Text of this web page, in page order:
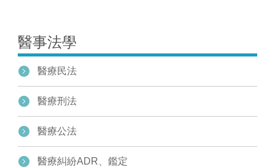
醫事法學
醫療民法
醫療刑法
醫療公法
醫療糾紛ADR、鑑定